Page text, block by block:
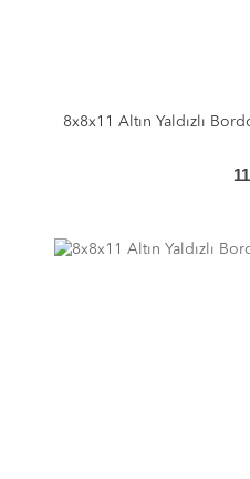
8x8x11 Altın Yaldızlı
11